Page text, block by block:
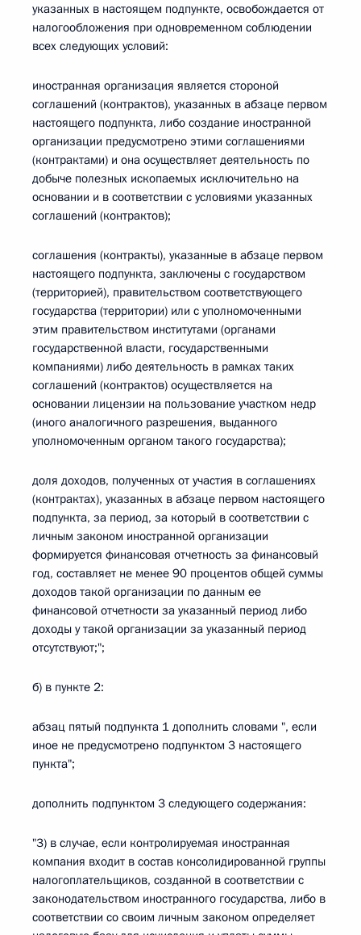
указанных в настоящем подпункте, освобождается от
налогообложения при одновременном соблюдении
всех следующих условий:
иностранная организация является стороной
соглашений (контрактов), указанных в абзаце первом
настоящего подпункта, либо создание иностранной
организации предусмотрено этими соглашениями
(контрактами) и она осуществляет деятельность по
добыче полезных ископаемых исключительно на
основании и в соответствии с условиями указанных
соглашений (контрактов);
соглашения (контракты), указанные в абзаце первом
настоящего подпункта, заключены с государством
(территорией), правительством соответствующего
государства (территории) или с уполномоченными
этим правительством институтами (органами
государственной власти, государственными
компаниями) либо деятельность в рамках таких
соглашений (контрактов) осуществляется на
основании лицензии на пользование участком недр
(иного аналогичного разрешения, выданного
уполномоченным органом такого государства);
доля доходов, полученных от участия в соглашениях
(контрактах), указанных в абзаце первом настоящего
подпункта, за период, за который в соответствии с
личным законом иностранной организации
формируется финансовая отчетность за финансовый
год, составляет не менее 90 процентов общей суммы
доходов такой организации по данным ее
финансовой отчетности за указанный период либо
доходы у такой организации за указанный период
отсутствуют;";
б) в пункте 2:
абзац пятый подпункта 1 дополнить словами ", если
иное не предусмотрено подпунктом 3 настоящего
пункта";
дополнить подпунктом 3 следующего содержания:
"3) в случае, если контролируемая иностранная
компания входит в состав консолидированной группы
налогоплательщиков, созданной в соответствии с
законодательством иностранного государства, либо в
соответствии со своим личным законом определяет